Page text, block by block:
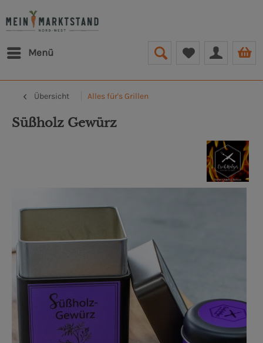
Menü
Übersicht Alles für's Grillen
Sü­ßholz Gewürz